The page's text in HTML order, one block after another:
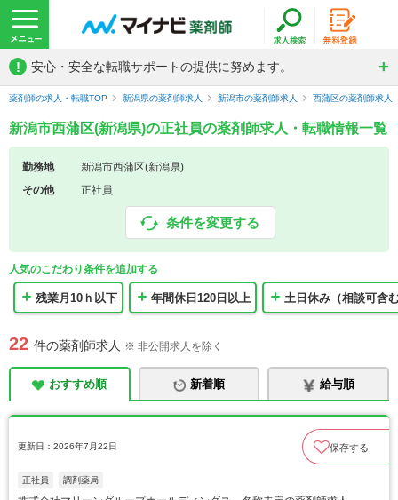
! 安心・安全な転職サポートの提供に努めます。
薬剤師の求人・転職TOP 新潟県の薬剤師求人 新潟市の薬剤師求人 西蒲区の薬剤師求人
新潟市西蒲区(新潟県)の正社員の薬剤師求人・転職情報一覧
勤務地
新潟市西蒲区(新潟県)
その他
正社員
条件を変更する
人気のこだわり条件を追加する
残業月10ｈ以下 年間休日120日以上 土日休み（相談可含
22 件の薬剤師求人 ※ 非公開求人を除く
おすすめ順 新着順 給与順
更新日：2026年7月22日 保存する
正社員 調剤薬局